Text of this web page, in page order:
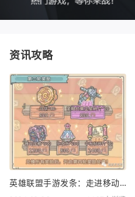
资讯攻略
英雄联盟手游发条：走进移动电竞新时代